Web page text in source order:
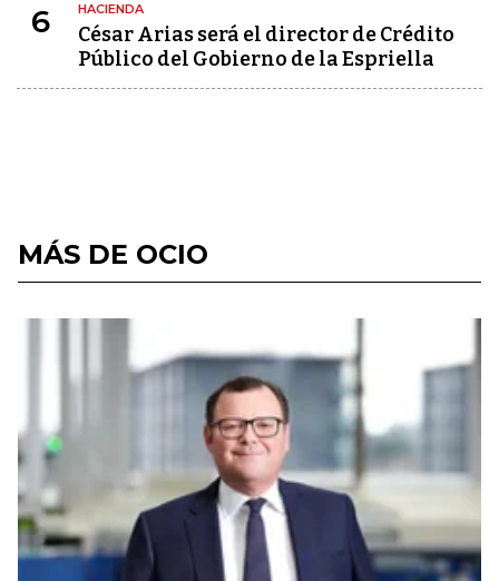
6 HACIENDA
César Arias será el director de Crédito
Público del Gobierno de la Espriella
MÁS DE OCIO